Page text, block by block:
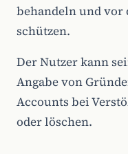
behandeln und
schützen.
Der Nutzer kann
Angabe von
Accounts bei
oder löschen.